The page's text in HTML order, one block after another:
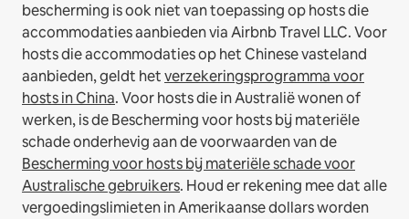
bescherming is ook niet van toepassing op hosts die
accommodaties aanbieden via Airbnb Travel LLC.Voor
hosts die accommodaties op het Chinese vasteland
aanbieden, geldt hetverzekeringsprogramma voor
hosts in China.Voor hosts die in Australië wonen of
werken, is de Bescherming voor hosts bij materiële
schade onderhevig aan de voorwaarden van de
Bescherming voor hosts bij materiële schade voor
Australische gebruikers. Houd er rekening mee dat alle
vergoedingslimieten in Amerikaanse dollars worden